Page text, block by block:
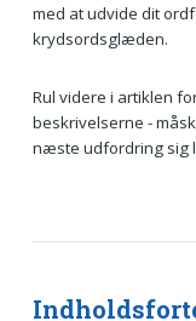
med at udvide dit
krydsordsglæden.
Rul videre i artiklen
beskrivelserne -
næste udfordring sig